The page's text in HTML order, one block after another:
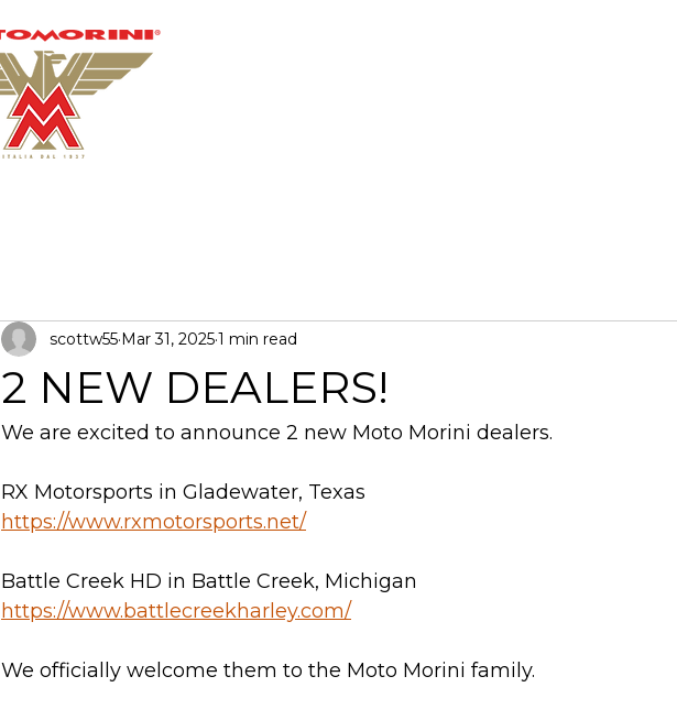
2 NEW DEALERS!
scottw55 Mar 31, 20251 min read
We are excited to announce 2 new Moto Morini dealers.
RX Motorsports in Gladewater, Texas
https://www.rxmotorsports.net/
Battle Creek HD in Battle Creek, Michigan
https://www.battlecreekharley.com/
We officially welcome them to the Moto Morini family.